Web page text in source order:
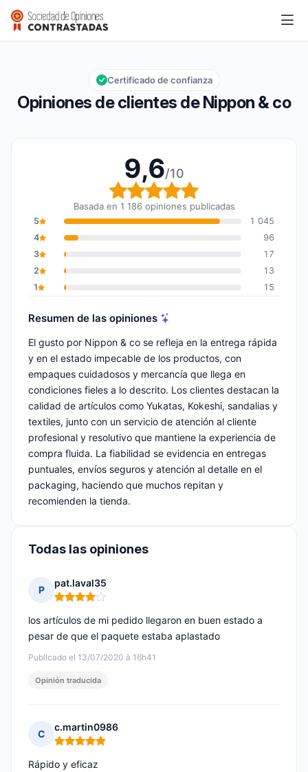
Nippon & co
Calificación global: 9,6 de 10
9,6/10
Opiniones de clientes de Nippon & co
Certificado de confianza
9,6/10
Calificación global: 9,6
Basada en 1 186 opiniones publicadas
5
1 045
4
96
3
17
2
13
1
15
Resumen de las opiniones
El gusto por Nippon & co se refleja en la entrega rápida
y en el estado impecable de los productos, con
empaques cuidadosos y mercancía que llega en
condiciones fieles a lo descrito. Los clientes destacan la
calidad de artículos como Yukatas, Kokeshi, sandalias y
textiles, junto con un servicio de atención al cliente
profesional y resolutivo que mantiene la experiencia de
compra fluida. La fiabilidad se evidencia en entregas
puntuales, envíos seguros y atención al detalle en el
packaging, haciendo que muchos repitan y
recomienden la tienda.
Todas las opiniones
P
pat.laval35
Nota: 4 de 5
Publicado el 13/07/2020 à 16h41
los artículos de mi pedido llegaron en buen estado a
pesar de que el paquete estaba aplastado
Opinión traducida
C
c.martin0986
Nota: 5 de 5
Rápido y eficaz